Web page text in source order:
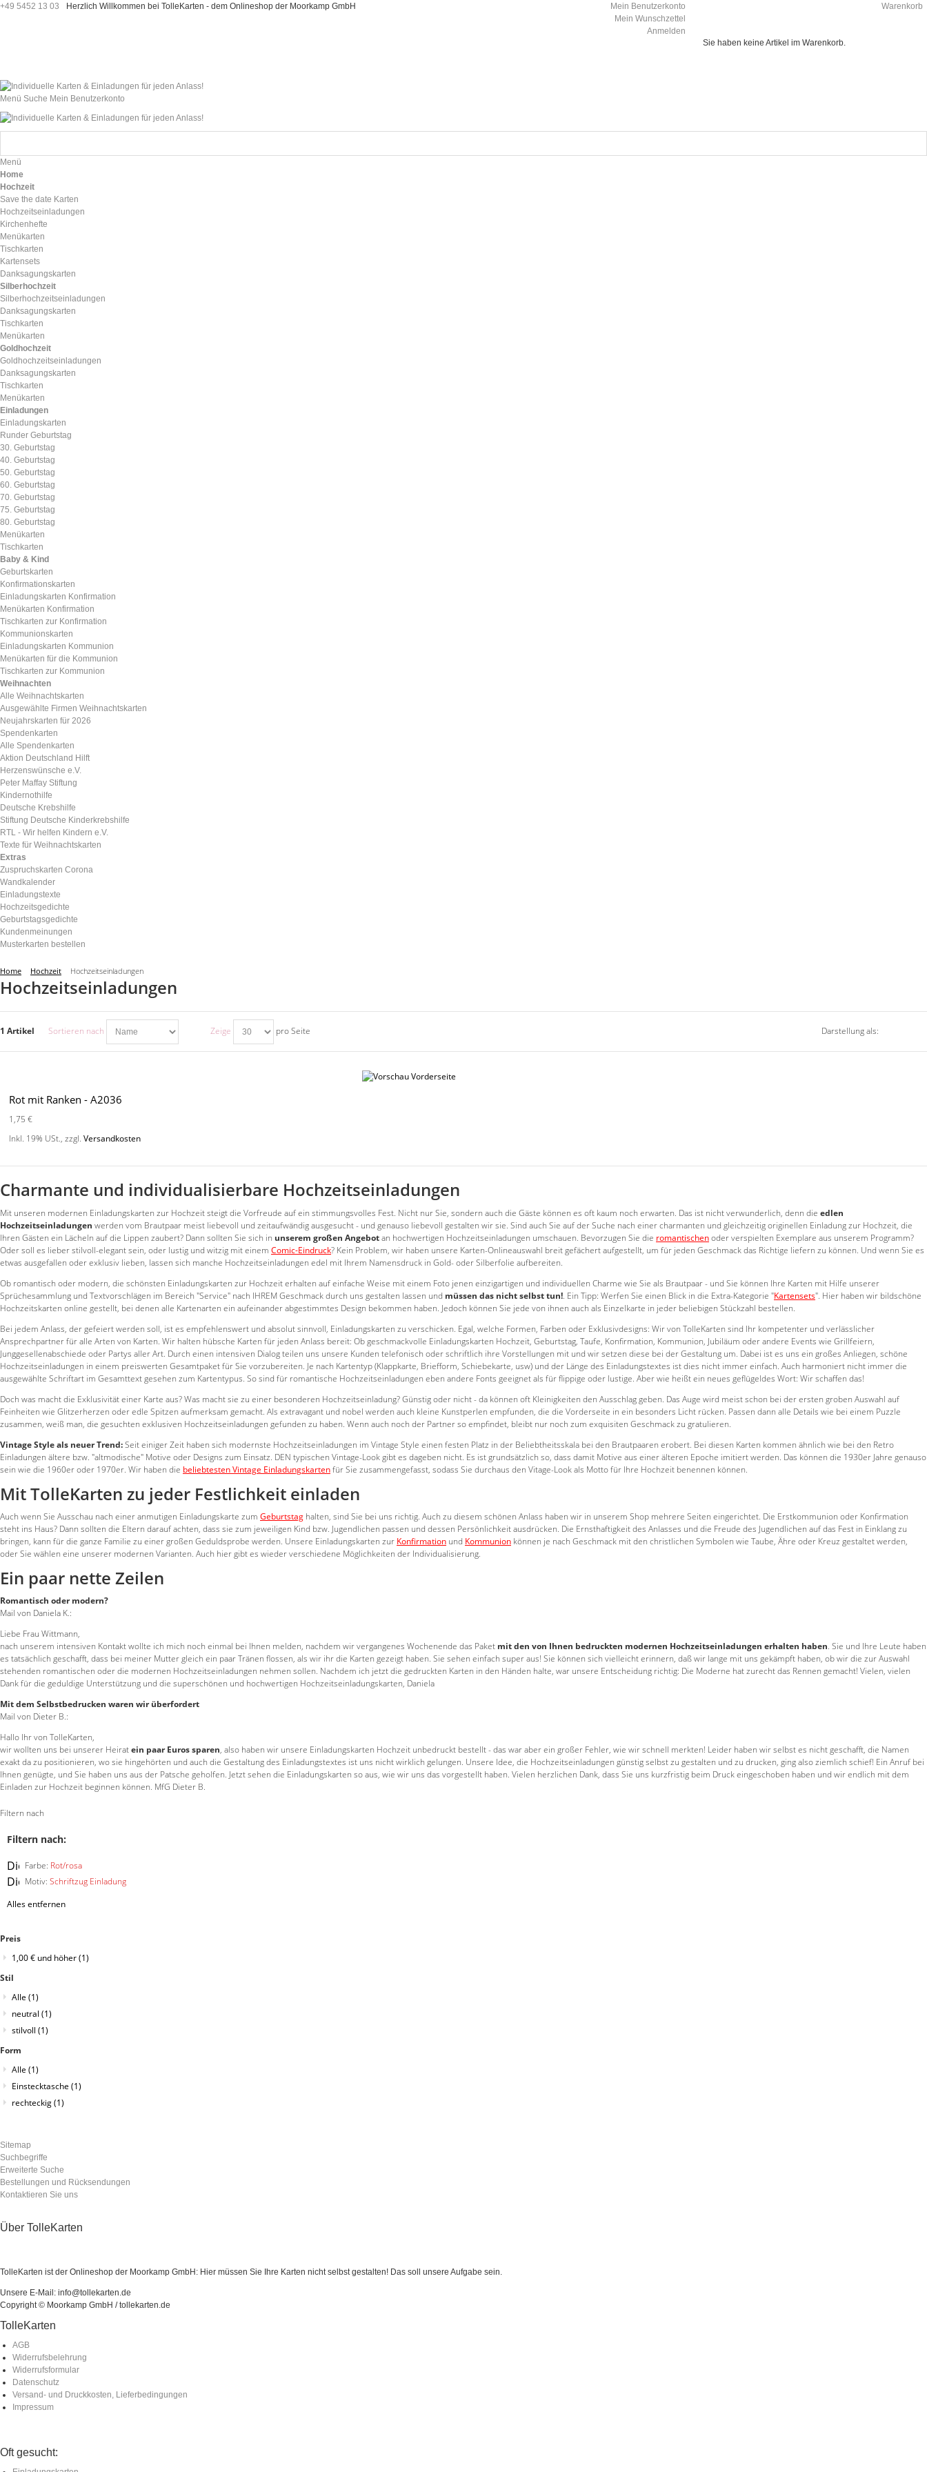
+49 5452 13 03 Herzlich Willkommen bei TolleKarten - dem Onlineshop der Moorkamp GmbH Warenkorb
Sie haben keine Artikel im Warenkorb.
Mein Benutzerkonto
Mein Wunschzettel
Anmelden
Menü Suche Mein Benutzerkonto
Menü
Home
Hochzeit
Save the date Karten
Hochzeitseinladungen
Kirchenhefte
Menükarten
Tischkarten
Kartensets
Danksagungskarten
Silberhochzeit
Silberhochzeitseinladungen
Danksagungskarten
Tischkarten
Menükarten
Goldhochzeit
Goldhochzeitseinladungen
Danksagungskarten
Tischkarten
Menükarten
Einladungen
Einladungskarten
Runder Geburtstag
30. Geburtstag
40. Geburtstag
50. Geburtstag
60. Geburtstag
70. Geburtstag
75. Geburtstag
80. Geburtstag
Menükarten
Tischkarten
Baby & Kind
Geburtskarten
Konfirmationskarten
Einladungskarten Konfirmation
Menükarten Konfirmation
Tischkarten zur Konfirmation
Kommunionskarten
Einladungskarten Kommunion
Menükarten für die Kommunion
Tischkarten zur Kommunion
Weihnachten
Alle Weihnachtskarten
Ausgewählte Firmen Weihnachtskarten
Neujahrskarten für 2026
Spendenkarten
Alle Spendenkarten
Aktion Deutschland Hilft
Herzenswünsche e.V.
Peter Maffay Stiftung
Kindernothilfe
Deutsche Krebshilfe
Stiftung Deutsche Kinderkrebshilfe
RTL - Wir helfen Kindern e.V.
Texte für Weihnachtskarten
Extras
Zuspruchskarten Corona
Wandkalender
Einladungstexte
Hochzeitsgedichte
Geburtstagsgedichte
Kundenmeinungen
Musterkarten bestellen
Home Hochzeit Hochzeitseinladungen
Hochzeitseinladungen
1 Artikel Sortieren nach Zeige pro Seite Darstellung als:
Rot mit Ranken - A2036
1,75 €
Inkl. 19% USt.,zzgl.Versandkosten
Charmante und individualisierbare Hochzeitseinladungen
Mit unseren modernen Einladungskarten zur Hochzeit steigt die Vorfreude auf ein stimmungsvolles Fest. Nicht nur Sie, sondern auch die Gäste können es oft kaum noch erwarten. Das ist nicht verwunderlich, denn die edlen
Hochzeitseinladungen werden vom Brautpaar meist liebevoll und zeitaufwändig ausgesucht - und genauso liebevoll gestalten wir sie. Sind auch Sie auf der Suche nach einer charmanten und gleichzeitig originellen Einladung zur Hochzeit, die
Ihren Gästen ein Lächeln auf die Lippen zaubert? Dann sollten Sie sich in unserem großen Angebotan hochwertigen Hochzeitseinladungen umschauen. Bevorzugen Sie die romantischenoder verspielten Exemplare aus unserem Programm?
Oder soll es lieber stilvoll-elegant sein, oder lustig und witzig mit einem Comic-Eindruck? Kein Problem, wir haben unsere Karten-Onlineauswahl breit gefächert aufgestellt, um für jeden Geschmack das Richtige liefern zu können. Und wenn Sie es
etwas ausgefallen oder exklusiv lieben, lassen sich manche Hochzeitseinladungen edel mit Ihrem Namensdruck in Gold- oder Silberfolie aufbereiten.
Ob romantisch oder modern, die schönsten Einladungskarten zur Hochzeit erhalten auf einfache Weise mit einem Foto jenen einzigartigen und individuellen Charme wie Sie als Brautpaar - und Sie können Ihre Karten mit Hilfe unserer
Sprüchesammlung und Textvorschlägen im Bereich "Service" nach IHREM Geschmack durch uns gestalten lassen und müssen das nicht selbst tun!. Ein Tipp: Werfen Sie einen Blick in die Extra-Kategorie "Kartensets". Hier haben wir bildschöne
Hochzeitskarten online gestellt, bei denen alle Kartenarten ein aufeinander abgestimmtes Design bekommen haben. Jedoch können Sie jede von ihnen auch als Einzelkarte in jeder beliebigen Stückzahl bestellen.
Bei jedem Anlass, der gefeiert werden soll, ist es empfehlenswert und absolut sinnvoll, Einladungskarten zu verschicken. Egal, welche Formen, Farben oder Exklusivdesigns: Wir von TolleKarten sind Ihr kompetenter und verlässlicher
Ansprechpartner für alle Arten von Karten. Wir halten hübsche Karten für jeden Anlass bereit: Ob geschmackvolle Einladungskarten Hochzeit, Geburtstag, Taufe, Konfirmation, Kommunion, Jubiläum oder andere Events wie Grillfeiern,
Junggesellenabschiede oder Partys aller Art. Durch einen intensiven Dialog teilen uns unsere Kunden telefonisch oder schriftlich ihre Vorstellungen mit und wir setzen diese bei der Gestaltung um. Dabei ist es uns ein großes Anliegen, schöne
Hochzeitseinladungen in einem preiswerten Gesamtpaket für Sie vorzubereiten. Je nach Kartentyp (Klappkarte, Briefform, Schiebekarte, usw) und der Länge des Einladungstextes ist dies nicht immer einfach. Auch harmoniert nicht immer die
ausgewählte Schriftart im Gesamttext gesehen zum Kartentypus. So sind für romantische Hochzeitseinladungen eben andere Fonts geeignet als für flippige oder lustige. Aber wie heißt ein neues geflügeldes Wort: Wir schaffen das!
Doch was macht die Exklusivität einer Karte aus? Was macht sie zu einer besonderen Hochzeitseinladung? Günstig oder nicht - da können oft Kleinigkeiten den Ausschlag geben. Das Auge wird meist schon bei der ersten groben Auswahl auf
Feinheiten wie Glitzerherzen oder edle Spitzen aufmerksam gemacht. Als extravagant und nobel werden auch kleine Kunstperlen empfunden, die die Vorderseite in ein besonders Licht rücken. Passen dann alle Details wie bei einem Puzzle
zusammen, weiß man, die gesuchten exklusiven Hochzeitseinladungen gefunden zu haben. Wenn auch noch der Partner so empfindet, bleibt nur noch zum exquisiten Geschmack zu gratulieren.
Vintage Style als neuer Trend:Seit einiger Zeit haben sich modernste Hochzeitseinladungen im Vintage Style einen festen Platz in der Beliebtheitsskala bei den Brautpaaren erobert. Bei diesen Karten kommen ähnlich wie bei den Retro
Einladungen ältere bzw. "altmodische" Motive oder Designs zum Einsatz. DEN typischen Vintage-Look gibt es dageben nicht. Es ist grundsätzlich so, dass damit Motive aus einer älteren Epoche imitiert werden. Das können die 1930er Jahre genauso
sein wie die 1960er oder 1970er. Wir haben die beliebtesten Vintage Einladungskartenfür Sie zusammengefasst, sodass Sie durchaus den Vitage-Look als Motto für Ihre Hochzeit benennen können.
Mit TolleKarten zu jeder Festlichkeit einladen
Auch wenn Sie Ausschau nach einer anmutigen Einladungskarte zum Geburtstag halten, sind Sie bei uns richtig. Auch zu diesem schönen Anlass haben wir in unserem Shop mehrere Seiten eingerichtet. Die Erstkommunion oder Konfirmation
steht ins Haus? Dann sollten die Eltern darauf achten, dass sie zum jeweiligen Kind bzw. Jugendlichen passen und dessen Persönlichkeit ausdrücken. Die Ernsthaftigkeit des Anlasses und die Freude des Jugendlichen auf das Fest in Einklang zu
bringen, kann für die ganze Familie zu einer großen Geduldsprobe werden. Unsere Einladungskarten zur Konfirmation und Kommunion können je nach Geschmack mit den christlichen Symbolen wie Taube, Ähre oder Kreuz gestaltet werden,
oder Sie wählen eine unserer modernen Varianten. Auch hier gibt es wieder verschiedene Möglichkeiten der Individualisierung.
Ein paar nette Zeilen
Romantisch oder modern?
Mail von Daniela K.:
Liebe Frau Wittmann,
nach unserem intensiven Kontakt wollte ich mich noch einmal bei Ihnen melden, nachdem wir vergangenes Wochenende das Paket mit den von Ihnen bedruckten modernen Hochzeitseinladungen erhalten haben. Sie und Ihre Leute haben
es tatsächlich geschafft, dass bei meiner Mutter gleich ein paar Tränen flossen, als wir ihr die Karten gezeigt haben. Sie sehen einfach super aus! Sie können sich vielleicht erinnern, daß wir lange mit uns gekämpft haben, ob wir die zur Auswahl
stehenden romantischen oder die modernen Hochzeitseinladungen nehmen sollen. Nachdem ich jetzt die gedruckten Karten in den Händen halte, war unsere Entscheidung richtig: Die Moderne hat zurecht das Rennen gemacht! Vielen, vielen
Dank für die geduldige Unterstützung und die superschönen und hochwertigen Hochzeitseinladungskarten, Daniela
Mit dem Selbstbedrucken waren wir überfordert
Mail von Dieter B.:
Hallo Ihr von TolleKarten,
wir wollten uns bei unserer Heiratein paar Euros sparen, also haben wir unsere Einladungskarten Hochzeit unbedruckt bestellt - das war aber ein großer Fehler, wie wir schnell merkten! Leider haben wir selbst es nicht geschafft, die Namen
exakt da zu positionieren, wo sie hingehörten und auch die Gestaltung des Einladungstextes ist uns nicht wirklich gelungen. Unsere Idee, die Hochzeitseinladungen günstig selbst zu gestalten und zu drucken, ging also ziemlich schief! Ein Anruf bei
Ihnen genügte, und Sie haben uns aus der Patsche geholfen. Jetzt sehen die Einladungskarten so aus, wie wir uns das vorgestellt haben. Vielen herzlichen Dank, dass Sie uns kurzfristig beim Druck eingeschoben haben und wir endlich mit dem
Einladen zur Hochzeit beginnen können. MfG Dieter B.
Filtern nach
Filtern nach:
Farbe: Rot/rosa
Diesen
Artikel
entfernen
Motiv: Schriftzug Einladung
Diesen
entfernen
Alles entfernen
Preis
1,00 € und höher(1)
Stil
Alle (1)
neutral (1)
stilvoll (1)
Form
Alle (1)
Einstecktasche (1)
rechteckig(1)
Sitemap
Suchbegriffe
Erweiterte Suche
Bestellungen und Rücksendungen
Kontaktieren Sie uns
Über TolleKarten
TolleKarten ist der Onlineshop der Moorkamp GmbH: Hier müssen Sie Ihre Karten nicht selbst gestalten! Das soll unsere Aufgabe sein.
Unsere E-Mail: info@tollekarten.de
Copyright © Moorkamp GmbH / tollekarten.de
TolleKarten
AGB
Widerrufsbelehrung
Widerrufsformular
Datenschutz
Versand- und Druckkosten, Lieferbedingungen
Impressum
Oft gesucht: